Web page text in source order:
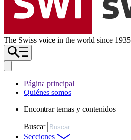
The Swiss voice in the world since 1935
Página principal
Quiénes somos
Encontrar temas y contenidos
Buscar
Secciones